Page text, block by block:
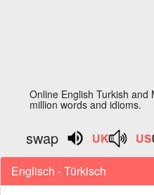
Online English Turkish and
million words and idioms.
swap
Englisch - Türkisch